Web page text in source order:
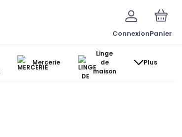
ConnexionPanier
Mercerie
Linge
de
maison
Plus